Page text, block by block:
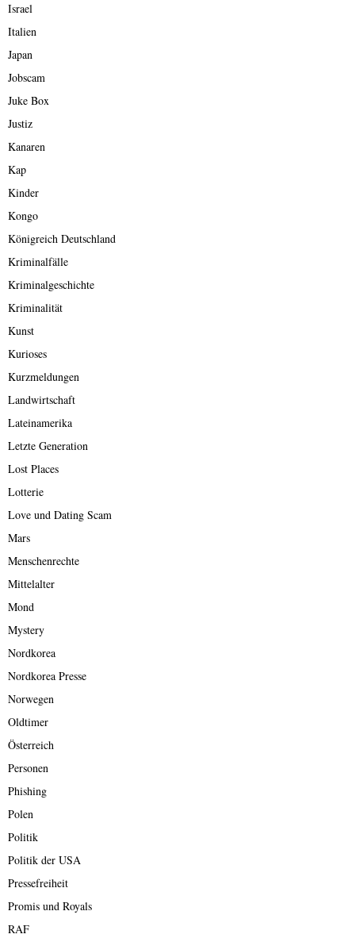
Israel
Italien
Japan
Jobscam
Juke Box
Justiz
Kanaren
Kap
Kinder
Kongo
Königreich Deutschland
Kriminalfälle
Kriminalgeschichte
Kriminalität
Kunst
Kurioses
Kurzmeldungen
Landwirtschaft
Lateinamerika
Letzte Generation
Lost Places
Lotterie
Love und Dating Scam
Mars
Menschenrechte
Mittelalter
Mond
Mystery
Nordkorea
Nordkorea Presse
Norwegen
Oldtimer
Österreich
Personen
Phishing
Polen
Politik
Politik der USA
Pressefreiheit
Promis und Royals
RAF